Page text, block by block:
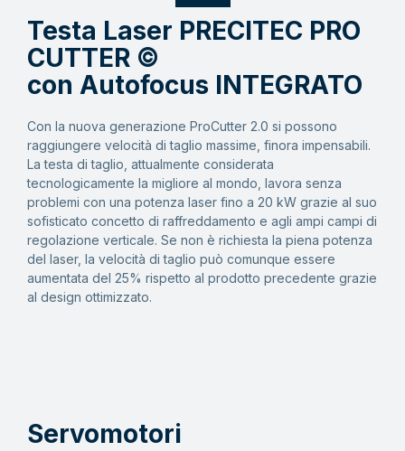
Testa Laser PRECITEC PRO
CUTTER ©
con Autofocus INTEGRATO
Con la nuova generazione ProCutter 2.0 si possono
raggiungere velocità di taglio massime, finora impensabili.
La testa di taglio, attualmente considerata
tecnologicamente la migliore al mondo, lavora senza
problemi con una potenza laser fino a 20 kW grazie al suo
sofisticato concetto di raffreddamento e agli ampi campi di
regolazione verticale. Se non è richiesta la piena potenza
del laser, la velocità di taglio può comunque essere
aumentata del 25% rispetto al prodotto precedente grazie
al design ottimizzato.
Servomotori